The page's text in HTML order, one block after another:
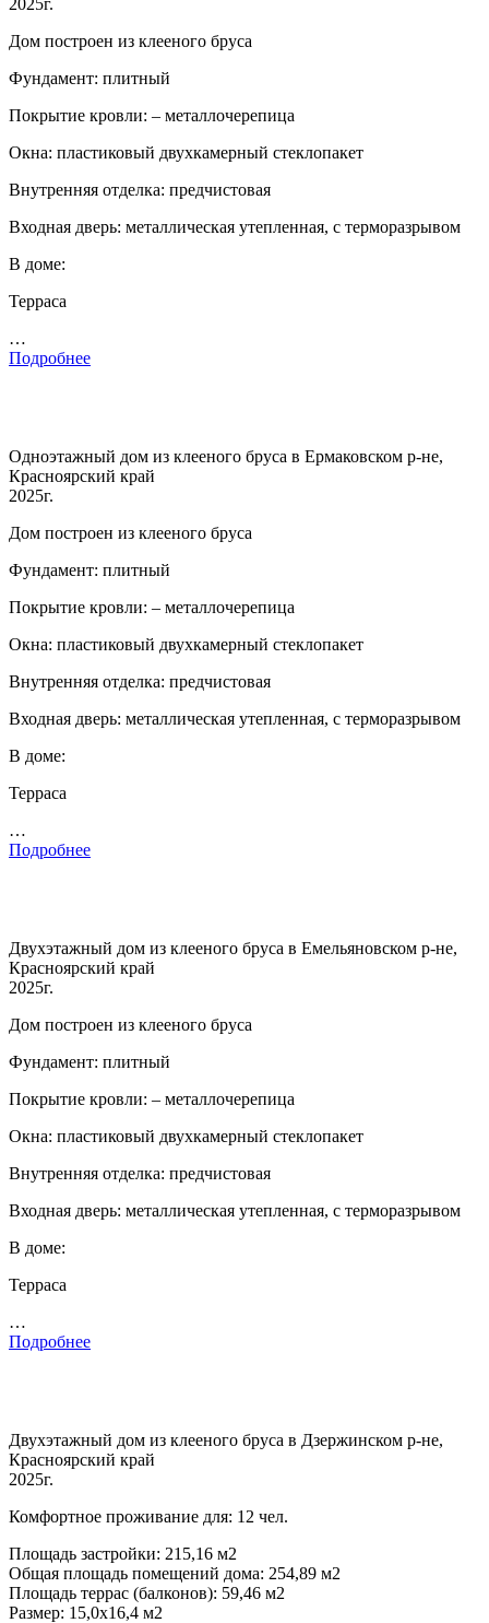
2025г.
Дом построен из клееного бруса
Фундамент: плитный
Покрытие кровли: – металлочерепица
Окна: пластиковый двухкамерный стеклопакет
Внутренняя отделка: предчистовая
Входная дверь: металлическая утепленная, с терморазрывом
В доме:
Терраса
…
Подробнее
Одноэтажный дом из клееного бруса в Ермаковском р-не,
Красноярский край
2025г.
Дом построен из клееного бруса
Фундамент: плитный
Покрытие кровли: – металлочерепица
Окна: пластиковый двухкамерный стеклопакет
Внутренняя отделка: предчистовая
Входная дверь: металлическая утепленная, с терморазрывом
В доме:
Терраса
…
Подробнее
Двухэтажный дом из клееного бруса в Емельяновском р-не,
Красноярский край
2025г.
Дом построен из клееного бруса
Фундамент: плитный
Покрытие кровли: – металлочерепица
Окна: пластиковый двухкамерный стеклопакет
Внутренняя отделка: предчистовая
Входная дверь: металлическая утепленная, с терморазрывом
В доме:
Терраса
…
Подробнее
Двухэтажный дом из клееного бруса в Дзержинском р-не,
Красноярский край
2025г.
Комфортное проживание для: 12 чел.
Площадь застройки: 215,16 м2
Общая площадь помещений дома: 254,89 м2
Площадь террас (балконов): 59,46 м2
Размер: 15,0х16,4 м2